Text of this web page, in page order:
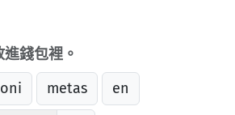
錢包裡。
oni metas en